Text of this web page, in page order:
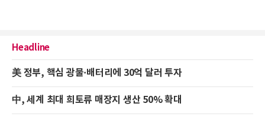
Headline
美 정부, 핵심 광물·배터리에 30억 달러 투자
中, 세계 최대 희토류 매장지 생산 50% 확대